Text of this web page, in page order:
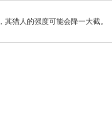
猎人的强度可能会降一大截。